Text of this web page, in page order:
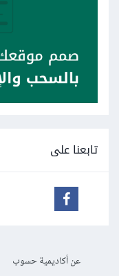
تابعنا على
عن أكاديمية حسوب